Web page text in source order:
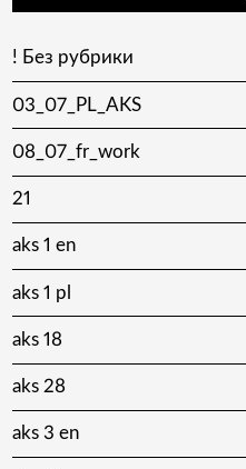
! Без рубрики
03_07_PL_AKS
08_07_fr_work
21
aks 1 en
aks 1 pl
aks 18
aks 28
aks 3 en